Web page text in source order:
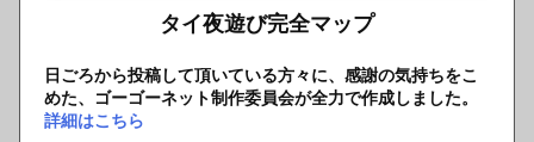
タイ夜遊び完全マップ
日ごろから投稿して頂いている方々に、感謝の気持ちをこ
めた、ゴーゴーネット制作委員会が全力で作成しました。
詳細はこちら